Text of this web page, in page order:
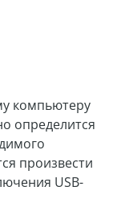
компьютеру
определится
произвести
USB-